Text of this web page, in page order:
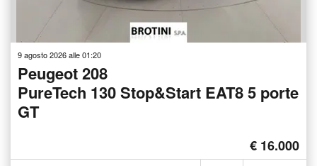
9 agosto 2026 alle 01:20
Peugeot 208
PureTech 130 Stop&Start EAT8 5 porte
GT
€ 16.000